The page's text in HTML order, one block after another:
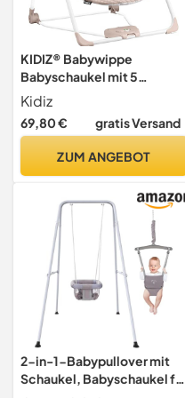
KIDIZ® Babywippe
Babyschaukel mit 5
Geschwindigkeitseinstellu
ngen zusammenklappbarer
Baby Wippe Schaukel
Spielbogen Spielzeugen 5
Naturgeräusche, Beige
Kidiz
69,80 € gratis Versand
ZUM ANGEBOT
2-in-1-Babypullover mit
Schaukel, Babyschaukel für